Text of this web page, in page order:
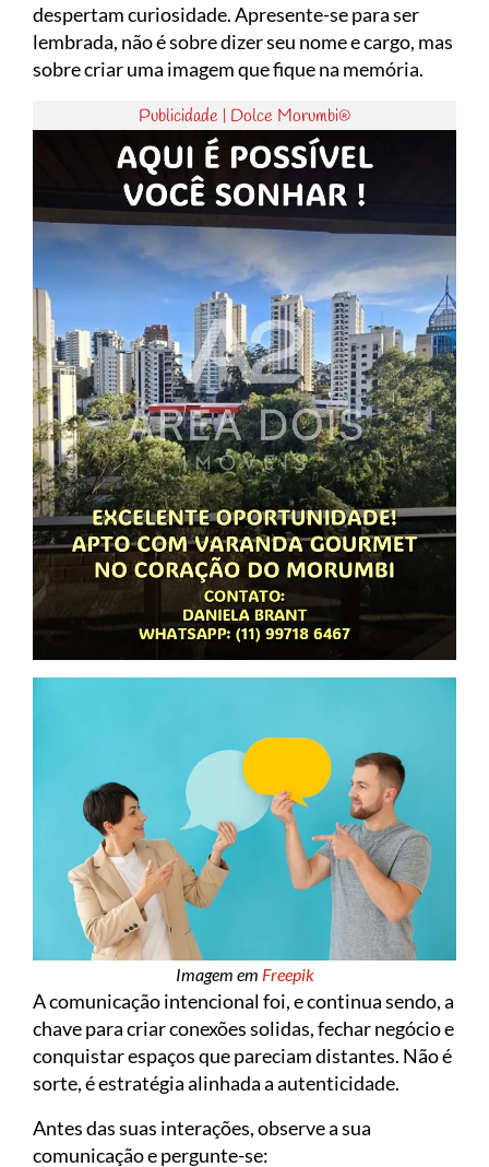
despertam curiosidade. Apresente-se para ser
lembrada, não é sobre dizer seu nome e cargo, mas
sobre criar uma imagem que fique na memória.
Publicidade | Dolce Morumbi®
Imagem em Freepik
A comunicação intencional foi, e continua sendo, a
chave para criar conexões solidas, fechar negócio e
conquistar espaços que pareciam distantes. Não é
sorte, é estratégia alinhada a autenticidade.
Antes das suas interações, observe a sua
comunicação e pergunte-se: